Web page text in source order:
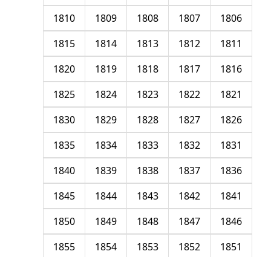
1806
1807
1808
1809
1810
1811
1812
1813
1814
1815
1816
1817
1818
1819
1820
1821
1822
1823
1824
1825
1826
1827
1828
1829
1830
1831
1832
1833
1834
1835
1836
1837
1838
1839
1840
1841
1842
1843
1844
1845
1846
1847
1848
1849
1850
1851
1852
1853
1854
1855